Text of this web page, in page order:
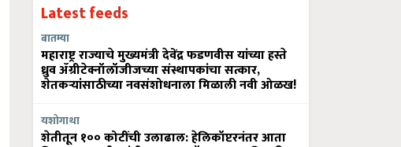
Latest feeds
बातम्या
महाराष्ट्र राज्याचे मुख्यमंत्री देवेंद्र फडणवीस यांच्या हस्ते
ध्रुव ॲग्रीटेक्नॉलॉजीजच्या संस्थापकांचा सत्कार,
शेतकऱ्यांसाठीच्या नवसंशोधनाला मिळाली नवी ओळख!
यशोगाथा
शेतीतून १०० कोटींची उलाढाल: हेलिकॉप्टरनंतर आता